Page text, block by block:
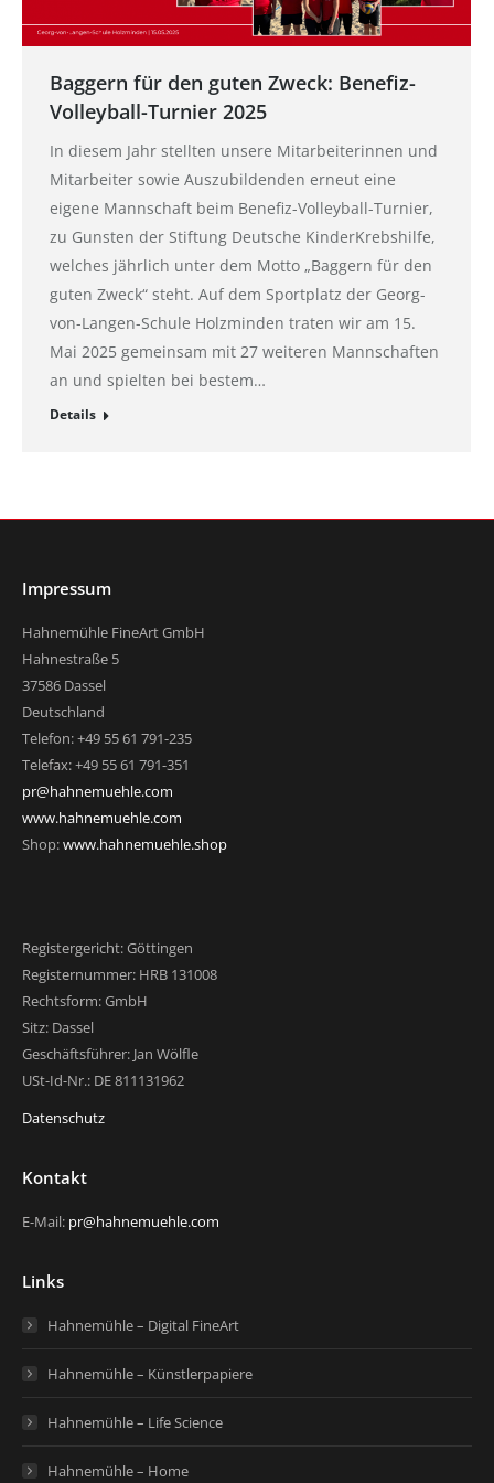
Baggern für den guten Zweck: Benefiz-
Volleyball-Turnier 2025
In diesem Jahr stellten unsere Mitarbeiterinnen und
Mitarbeiter sowie Auszubildenden erneut eine
eigene Mannschaft beim Benefiz-Volleyball-Turnier,
zu Gunsten der Stiftung Deutsche KinderKrebshilfe,
welches jährlich unter dem Motto „Baggern für den
guten Zweck“ steht. Auf dem Sportplatz der Georg-
von-Langen-Schule Holzminden traten wir am 15.
Mai 2025 gemeinsam mit 27 weiteren Mannschaften
an und spielten bei bestem…
Details
Impressum
Hahnemühle FineArt GmbH
Hahnestraße 5
37586 Dassel
Deutschland
Telefon: +49 55 61 791-235
Telefax: +49 55 61 791-351
pr@hahnemuehle.com
www.hahnemuehle.com
Shop:www.hahnemuehle.shop
Registergericht: Göttingen
Registernummer: HRB 131008
Rechtsform: GmbH
Sitz: Dassel
Geschäftsführer: Jan Wölfle
USt-Id-Nr.: DE 811131962
Datenschutz
Kontakt
E-Mail: pr@hahnemuehle.com
Links
Hahnemühle – Digital FineArt
Hahnemühle – Künstlerpapiere
Hahnemühle – Life Science
Hahnemühle – Home